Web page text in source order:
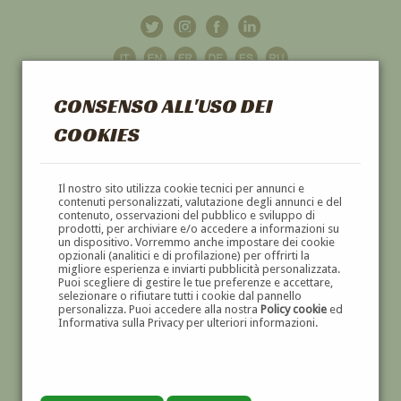
CONSENSO ALL'USO DEI
COOKIES
Il nostro sito utilizza cookie tecnici per annunci e
contenuti personalizzati, valutazione degli annunci e del
contenuto, osservazioni del pubblico e sviluppo di
prodotti, per archiviare e/o accedere a informazioni su
un dispositivo. Vorremmo anche impostare dei cookie
opzionali (analitici e di profilazione) per offrirti la
migliore esperienza e inviarti pubblicità personalizzata.
Puoi scegliere di gestire le tue preferenze e accettare,
selezionare o rifiutare tutti i cookie dal pannello
personalizza. Puoi accedere alla nostra Policy cookieed
Informativa sulla Privacy per ulteriori informazioni.
GALLERIAD'ARTE
DIPINTI E SCULTURE '800 E '900